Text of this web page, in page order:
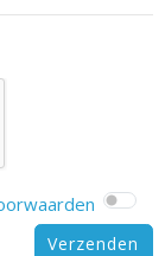
Verzenden